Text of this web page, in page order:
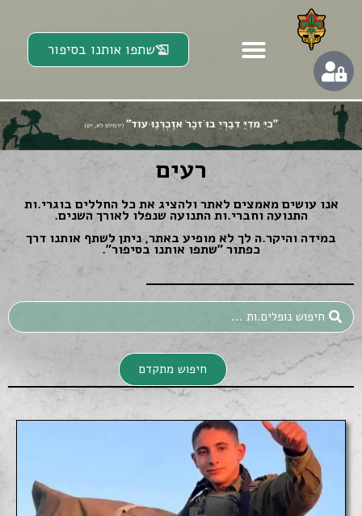
שתפו אותנו בסיפור
רעים
אנו עושים מאמצים לאתר ולהציג את כל החללים בוגרי.ות
התנועה וחברי.ות התנועה שנפלו לאורך השנים.
במידה והיקר.ה לך לא מופיע באתר, ניתן לשתף אותנו דרך
כפתור ״שתפו אותנו בסיפור״.
חיפוש מתקדם
חיפוש מתקדם